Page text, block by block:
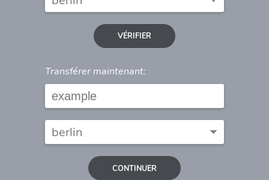
VÉRIFIER
Transférer maintenant:
CONTINUER